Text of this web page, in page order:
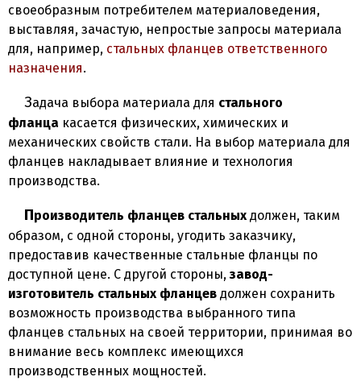
своеобразным потребителем материаловедения,
выставляя, зачастую, непростые запросы материала
для, например, стальных фланцев ответственного
назначения.
Задача выбора материала для стального
фланца касается физических, химических и
механических свойств стали. На выбор материала для
фланцев накладывает влияние и технология
производства.
Производитель фланцев стальныхдолжен, таким
образом, с одной стороны, угодить заказчику,
предоставив качественные стальные фланцы по
доступной цене. С другой стороны,завод-
изготовитель стальных фланцев должен сохранить
возможность производства выбранного типа
фланцев стальных на своей территории, принимая во
внимание весь комплекс имеющихся
производственных мощностей.